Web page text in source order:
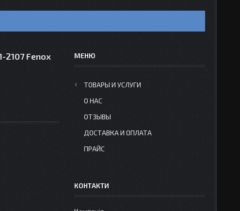
2107 Fenox
ТОВАРЫ И УСЛУГИ
О НАС
ОТЗЫВЫ
ДОСТАВКА И ОПЛАТА
ПРАЙС
КОНТАКТИ